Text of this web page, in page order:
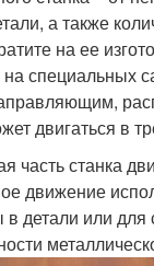
а также
на ее
на специальных
двигаться в
часть станка
движение
детали или для